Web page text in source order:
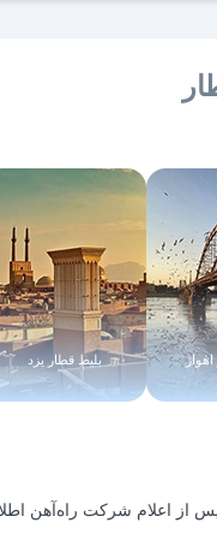
بلیط قطار یزد
از اعلام شرکت راه‌آهن